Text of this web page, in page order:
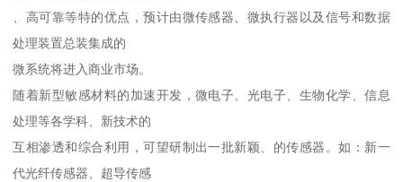
、高可靠等特的优点，预计由微传感器、微执行器以及信号和数据
处理装置总装集成的
微系统将进入商业市场。
随着新型敏感材料的加速开发，微电子、光电子、生物化学、信息
处理等各学科、新技术的
互相渗透和综合利用，可望研制出一批新颖、的传感器。如：新一
代光纤传感器、超导传感